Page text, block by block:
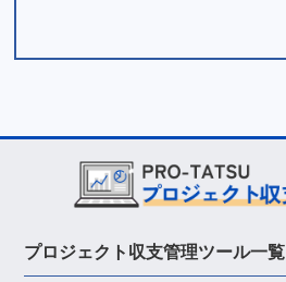
プロジェクト収支管理ツール一覧